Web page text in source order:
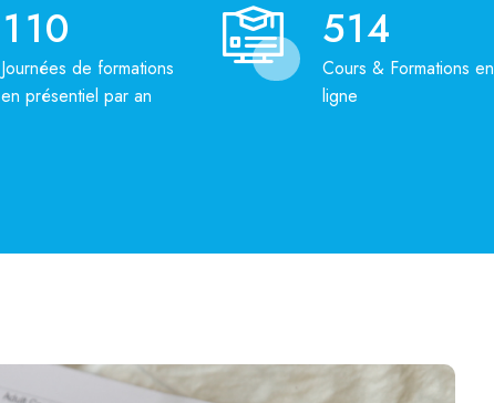
1 10
Journées de formations
en présentiel par an
514
Cours & Formations en
ligne